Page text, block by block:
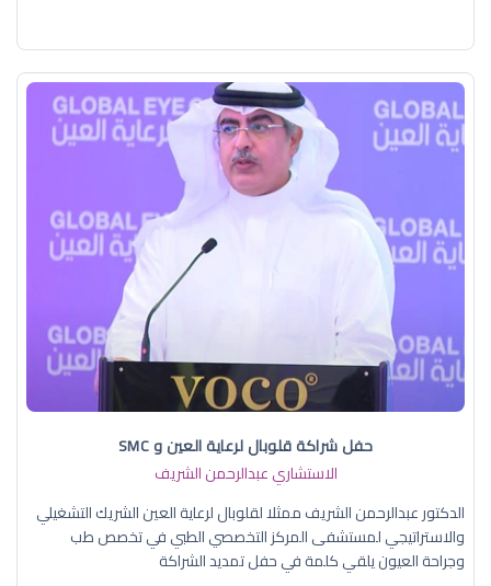
حفل شراكة قلوبال لرعاية العين و SMC
الاستشاري عبدالرحمن الشريف
الدكتور عبدالرحمن الشريف ممثلا لقلوبال لرعاية العين الشريك التشغيلي
والاستراتيجي لمستشفى المركز التخصصي الطبي في تخصص طب
وجراحة العيون يلقي كلمة في حفل تمديد الشراكة